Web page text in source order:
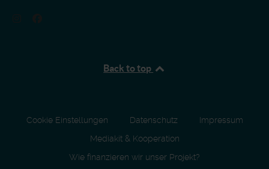
Back to top
Cookie Einstellungen Datenschutz
Impressum
Mediakit & Kooperation
Wie finanzieren wir unser Projekt?